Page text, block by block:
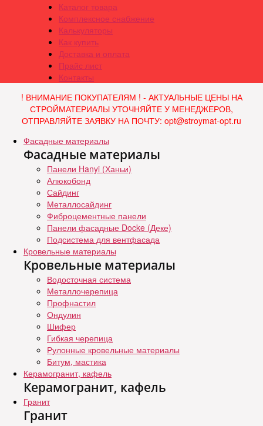
Каталог товара
Комплексное снабжение
Калькуляторы
Как купить
Доставка и оплата
Прайс лист
Контакты
! ВНИМАНИЕ ПОКУПАТЕЛЯМ ! - АКТУАЛЬНЫЕ ЦЕНЫ НА
СТРОЙМАТЕРИАЛЫ УТОЧНЯЙТЕ У МЕНЕДЖЕРОВ,
ОТПРАВЛЯЙТЕ ЗАЯВКУ НА ПОЧТУ: opt@stroymat-opt.ru
Фасадные материалы
Фасадные материалы
Панели Hanyi (Ханьи)
Алюкобонд
Сайдинг
Металлосайдинг
Фиброцементные панели
Панели фасадные Docke (Деке)
Подсистема для вентфасада
Кровельные материалы
Кровельные материалы
Водосточная система
Металлочерепица
Профнастил
Ондулин
Шифер
Гибкая черепица
Рулонные кровельные материалы
Битум, мастика
Керамогранит, кафель
Керамогранит, кафель
Гранит
Гранит